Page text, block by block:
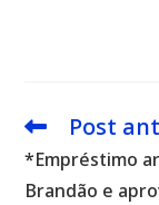
Leia
artigos
Post
*Empréstimo
Brandão e